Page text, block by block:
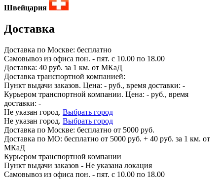
Швейцария
Доставка
Доставка по Москве: бесплатно
Самовывоз из офиса пон. - пят. с 10.00 по 18.00
Доставка: 40 руб. за 1 км. от МКаД
Доставка транспортной компанией:
Пункт выдачи заказов. Цена: - руб., время доставки: -
Курьером транспортной компании. Цена: - руб., время
доставки: -
Не указан город. Выбрать город
Не указан город. Выбрать город
Доставка по Москве: бесплатно от 5000 руб.
Доставка по МО: бесплатно от 5000 руб. + 40 руб. за 1 км. от
МКаД
Курьером транспортной компании
Пункт выдачи заказов - Не указана локация
Самовывоз из офиса пон. - пят. с 10.00 по 18.00